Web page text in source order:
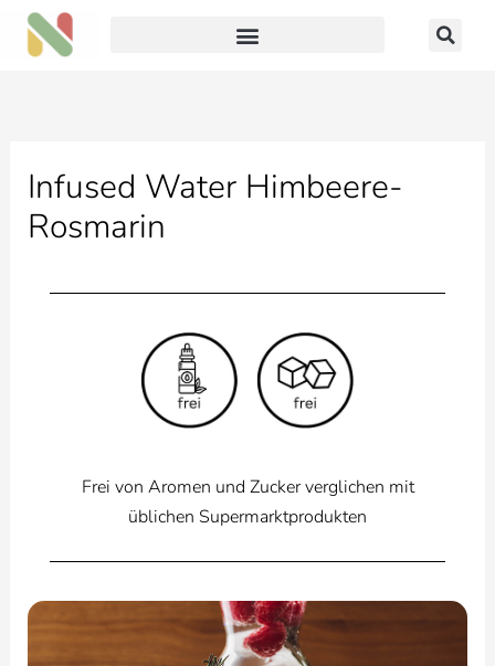
Zum
Inhalt
Infused Water Himbeere-
Rosmarin
Frei von Aromen und Zucker verglichen mit
üblichen Supermarktprodukten